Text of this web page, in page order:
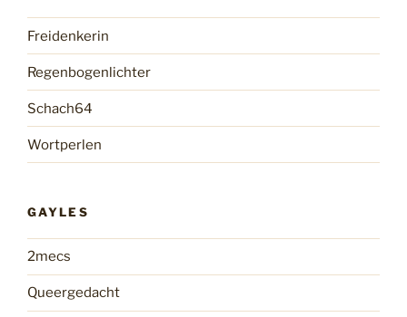
Freidenkerin
Regenbogenlichter
Schach64
Wortperlen
GAYLES
2mecs
Queergedacht